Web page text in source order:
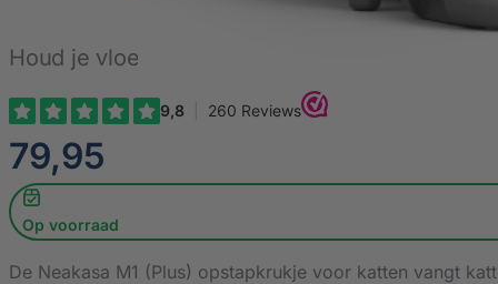
Houd je vloer schoon en je kat gelukkig!
€
79,95
Op voorraad
De Neakasa M1 (Plus) opstapkrukje voor katten vangt